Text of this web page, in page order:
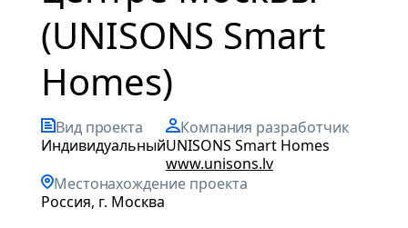
(UNISONS Smart
Homes)
Вид проекта
индивидуальный
Компания разработчик
UNISONS Smart Homes
www.unisons.lv
Местонахождение проекта
Россия, г. Москва